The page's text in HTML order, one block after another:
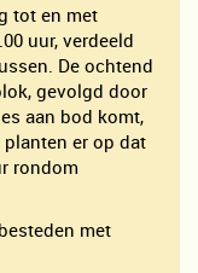
tot en met
uur, verdeeld
De ochtend
gevolgd door
aan bod komt,
planten er op dat
rondom
met